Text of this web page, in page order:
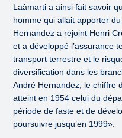
Laâmarti a ainsi fait savoir
homme qui allait apporter
Hernandez a rejoint Henri
et a développé l’assurance
transport terrestre et le
diversification dans les
André Hernandez, le chiffre
atteint en 1954 celui du
période de faste et de
poursuivre jusqu’en 1999».